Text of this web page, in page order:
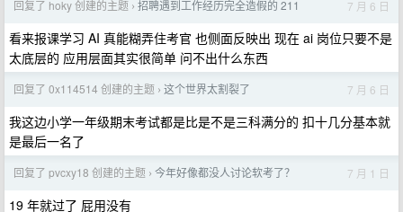
回复了 hoky 创建的主题 › 招聘遇到工作经历完全造假的 211 7 月 6 日
看来报课学习 AI 真能糊弄住考官 也侧面反映出 现在 ai 岗位只要不是
太底层的 应用层面其实很简单 问不出什么东西
回复了 0x114514 创建的主题 › 这个世界太割裂了 7 月 6 日
我这边小学一年级期末考试都是比是不是三科满分的 扣十几分基本就
是最后一名了
回复了 pvcxy18 创建的主题 › 今年好像都没人讨论软考了？ 7 月 1 日
19 年就过了 屁用没有